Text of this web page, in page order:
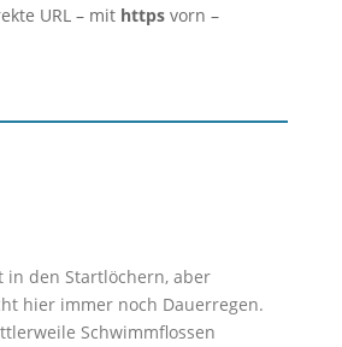
URL – mit httpsvorn –
in den Startlöchern, aber
hier immer noch Dauerregen.
Schwimmflossen